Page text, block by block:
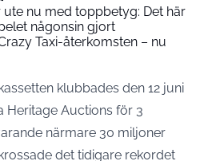
ute nu med toppbetyg: Det här
någonsin gjort
Taxi-återkomsten – nu
klubbades den 12 juni
Heritage Auctions för 3
närmare 30 miljoner
det tidigare rekordet